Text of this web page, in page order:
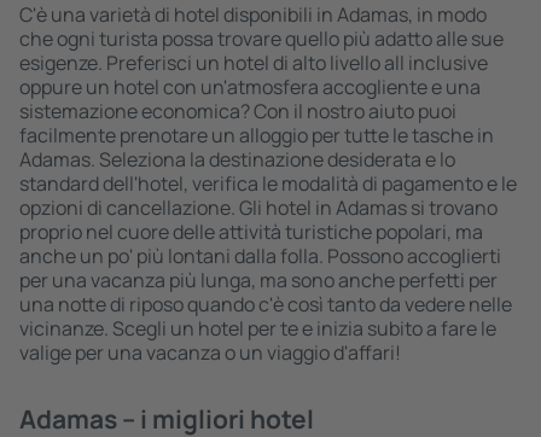
C'è una varietà di hotel disponibili in Adamas, in modo
che ogni turista possa trovare quello più adatto alle sue
esigenze. Preferisci un hotel di alto livello all inclusive
oppure un hotel con un'atmosfera accogliente e una
sistemazione economica? Con il nostro aiuto puoi
facilmente prenotare un alloggio per tutte le tasche in
Adamas. Seleziona la destinazione desiderata e lo
standard dell'hotel, verifica le modalità di pagamento e le
opzioni di cancellazione. Gli hotel in Adamas si trovano
proprio nel cuore delle attività turistiche popolari, ma
anche un po' più lontani dalla folla. Possono accoglierti
per una vacanza più lunga, ma sono anche perfetti per
una notte di riposo quando c'è così tanto da vedere nelle
vicinanze. Scegli un hotel per te e inizia subito a fare le
valige per una vacanza o un viaggio d'affari!
Adamas – i migliori hotel